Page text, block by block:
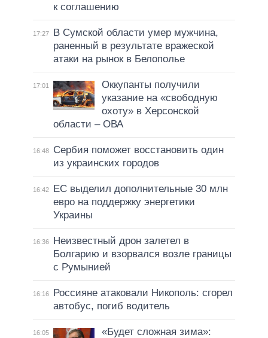
к соглашению
17:27
В Сумской области умер мужчина,
раненный в результате вражеской
атаки на рынок в Белополье
17:01
Оккупанты получили
указание на «свободную
охоту» в Херсонской
области – ОВА
16:48
Сербия поможет восстановить один
из украинских городов
16:42
ЕС выделил дополнительные 30 млн
евро на поддержку энергетики
Украины
16:36
Неизвестный дрон залетел в
Болгарию и взорвался возле границы
с Румынией
16:16
Россияне атаковали Никополь: сгорел
автобус, погиб водитель
16:05
«Будет сложная зима»: